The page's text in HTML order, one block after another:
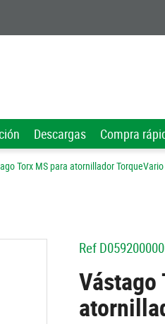
Descargas Compra
Torx MS para atornillador
Ref
Vástago